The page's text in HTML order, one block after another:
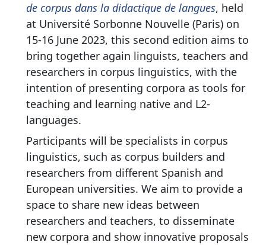
de corpus dans la didactique de langues, held
at Université Sorbonne Nouvelle (Paris) on
15-16 June 2023, this second edition aims to
bring together again linguists, teachers and
researchers in corpus linguistics, with the
intention of presenting corpora as tools for
teaching and learning native and L2-
languages.
Participants will be specialists in corpus
linguistics, such as corpus builders and
researchers from different Spanish and
European universities. We aim to provide a
space to share new ideas between
researchers and teachers, to disseminate
new corpora and show innovative proposals